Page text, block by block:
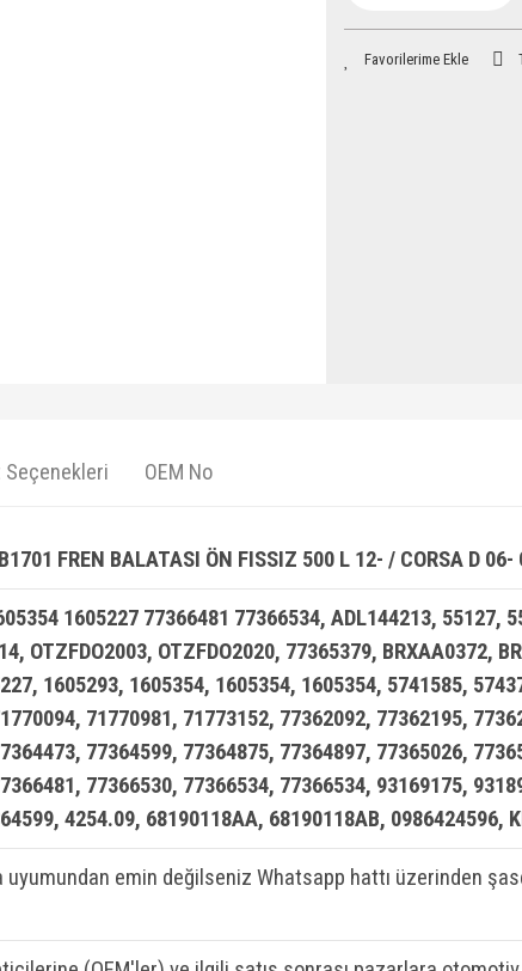
Seçenekleri OEM No
FREN BALATASI ÖN FISSIZ 500 L 12- / CORSA D 06-
1605227 77366481 77366534, ADL144213, 55127,
OTZFDO2003, OTZFDO2020, 77365379, BRXAA0372,
1605293, 1605354, 1605354, 1605354, 5741585,
71770981, 71773152, 77362092, 77362195,
77364599, 77364875, 77364897, 77365026,
77366530, 77366534, 77366534, 93169175,
4254.09, 68190118AA, 68190118AB, 0986424596,
uyumundan emin değilseniz Whatsapp hattı üzerinden